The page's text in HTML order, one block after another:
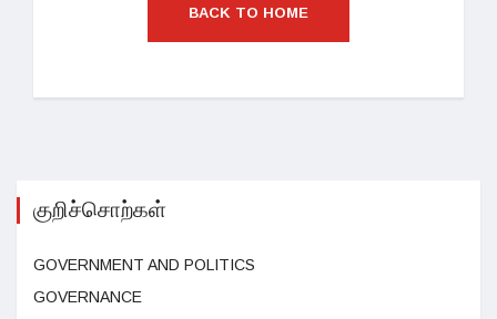
BACK TO HOME
குறிச்சொற்கள்
GOVERNMENT AND POLITICS
GOVERNANCE